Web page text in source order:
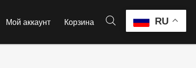
Мой аккаунт Корзина 0 RU